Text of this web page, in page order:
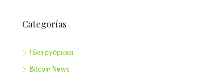
Categorías
! Без рубрики
Bitcoin News